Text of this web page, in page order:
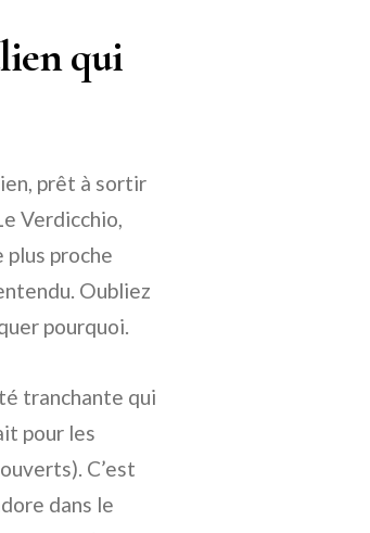
qui
prêt à sortir
Verdicchio,
proche
Oubliez
pourquoi.
tranchante qui
pour les
C’est
dans le